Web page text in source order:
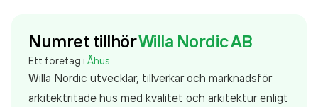
Numret tillhörWilla Nordic AB
Ett företag i Åhus
Willa Nordic utvecklar, tillverkar och marknadsför
arkitektritade hus med kvalitet och arkitektur enligt